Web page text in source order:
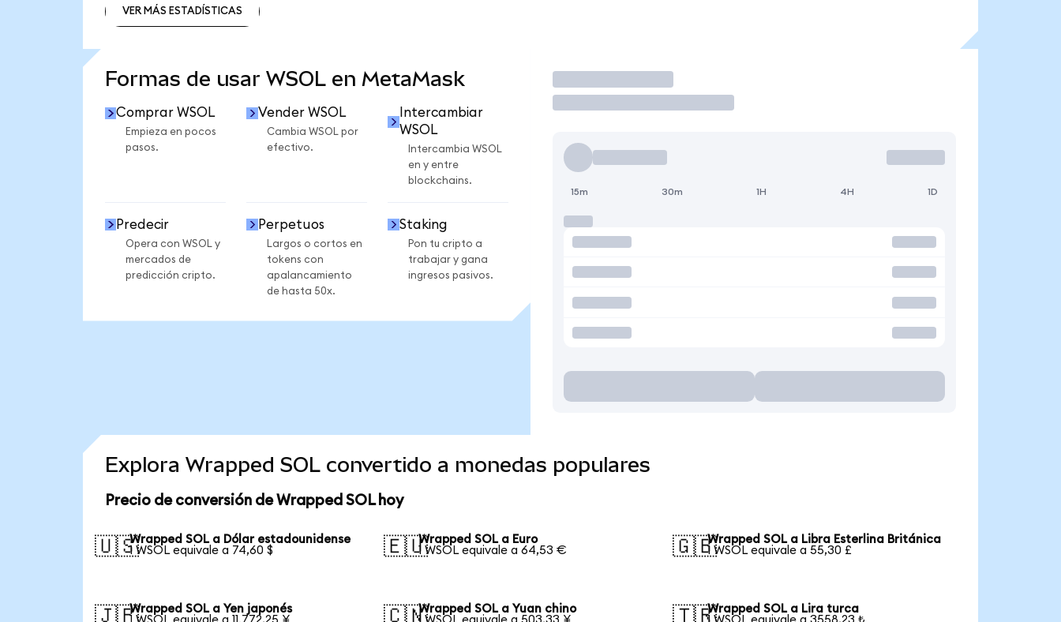
VER MÁS ESTADÍSTICAS
Formas de usar WSOL en MetaMask
Comprar WSOL
Empieza en pocos
pasos.
Vender WSOL
Cambia WSOL por
efectivo.
Intercambiar
WSOL
Intercambia WSOL
en y entre
blockchains.
Predecir
Opera con WSOL y
mercados de
predicción cripto.
Perpetuos
Largos o cortos en
tokens con
apalancamiento
de hasta 50x.
Staking
Pon tu cripto a
trabajar y gana
ingresos pasivos.
Operar
15m 30m 1H 4H 1D
Explora Wrapped SOL convertido a monedas populares
Precio de conversión de Wrapped SOL hoy
🇺🇸Wrapped SOL a Dólar estadounidense
1 WSOL equivale a 74,60 $
🇪🇺Wrapped SOL a Euro
1 WSOL equivale a 64,53 €
🇬🇧Wrapped SOL a Libra Esterlina Británica
1 WSOL equivale a 55,30 £
🇯🇵Wrapped SOL a Yen japonés
🇨🇳Wrapped SOL a Yuan chino
🇹🇷Wrapped SOL a Lira turca